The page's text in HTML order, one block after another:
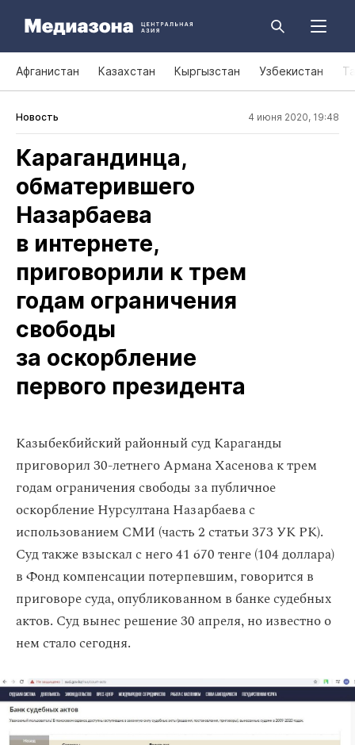
Афганистан Казахстан Кыргызстан Узбекистан
Новость 4 июня 2020, 19:48
Карагандинца,
обматерившего
Назарбаева
в интернете,
приговорили к трем
годам ограничения
свободы
за оскорбление
первого президента
Казыбекбийский районный суд Караганды
приговорил 30-летнего Армана Хасенова к трем
годам ограничения свободы за публичное
оскорбление Нурсултана Назарбаева с
использованием СМИ (часть 2 статьи 373 УК РК).
Суд также взыскал с него 41 670 тенге (104 доллара)
в Фонд компенсации потерпевшим, говорится в
приговоре суда, опубликованном в банке судебных
актов. Суд вынес решение 30 апреля, но известно о
нем стало сегодня.